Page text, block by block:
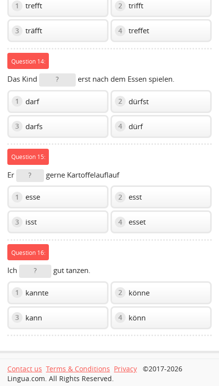
1 trefft 2 trifft
3 träfft 4 treffet
Question 14:
Das Kind ? erst nach dem Essen spielen.
1 darf 2 dürfst
3 darfs 4 dürf
Question 15:
Er ? gerne Kartoffelauflauf
1 esse 2 esst
3 isst 4 esset
Question 16:
Ich ? gut tanzen.
1 kannte 2 könne
3 kann 4 könn
Contact us Terms & Conditions Privacy
©2017-2026
Lingua.com. All Rights Reserved.